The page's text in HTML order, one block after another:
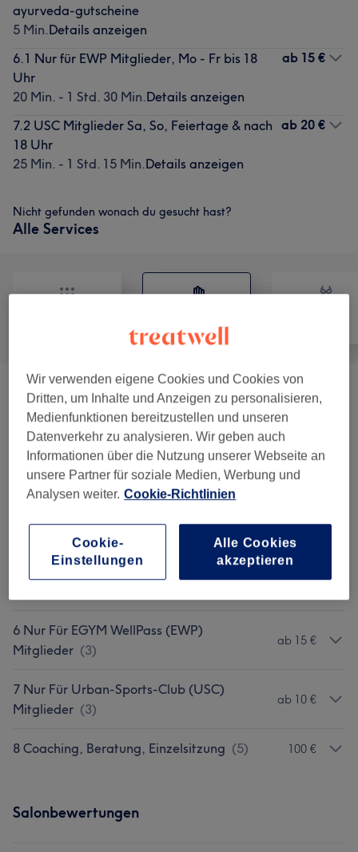
ayurveda-gutscheine
5 Min.Details anzeigen
6.1 Nur für EWP Mitglieder, Mo - Fr bis 18
Uhr
20 Min. - 1 Std. 30 Min.Details anzeigen
ab 15 €
7.2 USC Mitglieder Sa, So, Feiertage & nach
18 Uhr
25 Min. - 1 Std. 15 Min.Details anzeigen
ab 20 €
Nicht gefunden wonach du gesucht hast?
Alle Services
0. Gutscheine (1) 50 €
1 Rücken (9) ab 40 €
2 Klassische Ayurveda Massagen (7) ab 30 €
4 Ayurveda Kur- Pancakarma 30 €
6 Nur Für EGYM WellPass (EWP)
Mitglieder (3)
ab 15 €
7 Nur Für Urban-Sports-Club (USC)
Mitglieder (3)
ab 10 €
8 Coaching, Beratung, Einzelsitzung (5) 100 €
Salonbewertungen
Wir verwenden eigene Cookies und Cookies von
Dritten, um Inhalte und Anzeigen zu personalisieren,
Medienfunktionen bereitzustellen und unseren
Datenverkehr zu analysieren. Wir geben auch
Informationen über die Nutzung unserer Webseite an
unsere Partner für soziale Medien, Werbung und
Analysen weiter. Cookie-Richtlinien
Cookie-
Einstellungen
Alle Cookies
akzeptieren